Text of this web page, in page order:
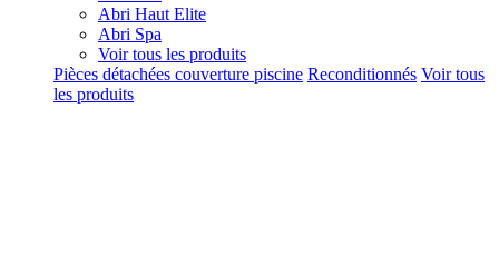
Abri Haut Elite
Abri Spa
Voir tous les produits
Pièces détachées couverture piscine Reconditionnés Voir tous
les produits